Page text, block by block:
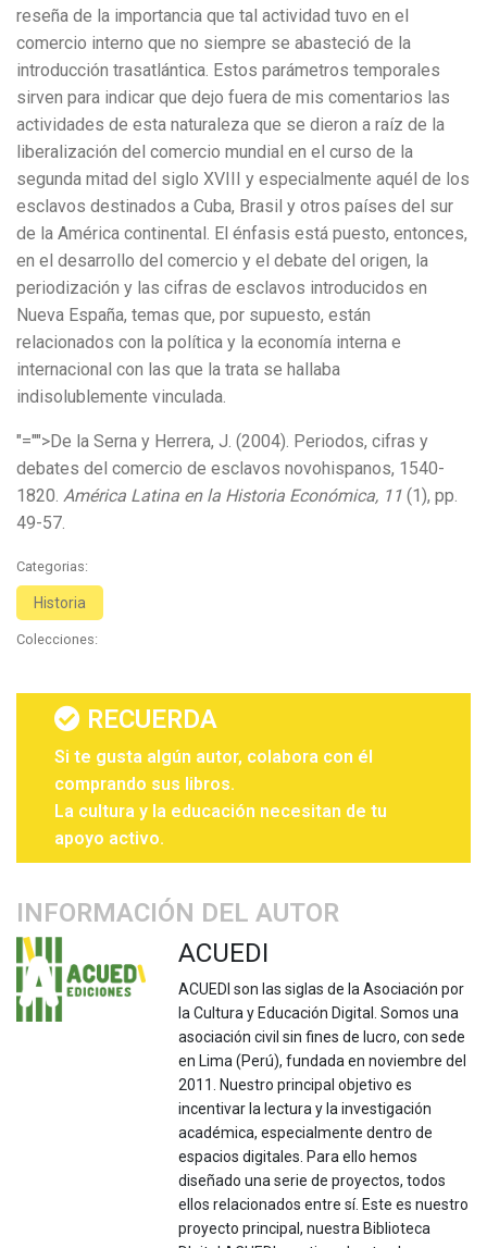
reseña de la importancia que tal actividad tuvo en el
comercio interno que no siempre se abasteció de la
introducción trasatlántica. Estos parámetros temporales
sirven para indicar que dejo fuera de mis comentarios las
actividades de esta naturaleza que se dieron a raíz de la
liberalización del comercio mundial en el curso de la
segunda mitad del siglo XVIII y especialmente aquél de los
esclavos destinados a Cuba, Brasil y otros países del sur
de la América continental. El énfasis está puesto, entonces,
en el desarrollo del comercio y el debate del origen, la
periodización y las cifras de esclavos introducidos en
Nueva España, temas que, por supuesto, están
relacionados con la política y la economía interna e
internacional con las que la trata se hallaba
indisolublemente vinculada.
"="">De la Serna y Herrera, J. (2004). Periodos, cifras y
debates del comercio de esclavos novohispanos, 1540-
1820. América Latina en la Historia Económica, 11 (1), pp.
49-57.
Categorias:
Historia
Colecciones:
RECUERDA
Si te gusta algún autor, colabora con él
comprando sus libros.
La cultura y la educación necesitan de tu
apoyo activo.
INFORMACIÓN DEL AUTOR
ACUEDI
ACUEDI son las siglas de la Asociación por
la Cultura y Educación Digital. Somos una
asociación civil sin fines de lucro, con sede
en Lima (Perú), fundada en noviembre del
2011. Nuestro principal objetivo es
incentivar la lectura y la investigación
académica, especialmente dentro de
espacios digitales. Para ello hemos
diseñado una serie de proyectos, todos
ellos relacionados entre sí. Este es nuestro
proyecto principal, nuestra Biblioteca